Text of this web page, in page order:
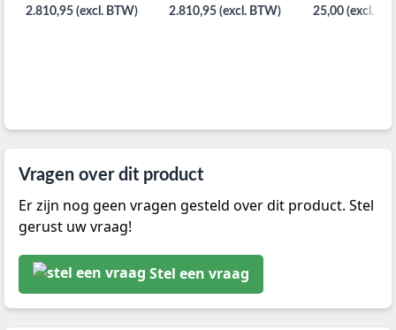
2.810,95 (excl. BTW)
2.810,95 (excl. BTW)
otoscopen
25,00 (excl.
Vragen over dit product
Er zijn nog geen vragen gesteld over dit product. Stel
gerust uw vraag!
Stel een vraag